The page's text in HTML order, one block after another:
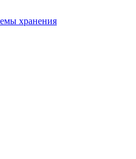
хранения